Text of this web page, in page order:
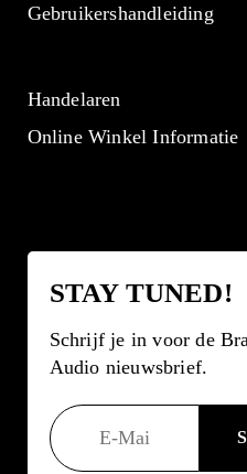
Gebruikershandleiding
Handelaren
Online Winkel Informatie
STAY TUNED!
Schrijf je in voor de
Audio nieuwsbrief.